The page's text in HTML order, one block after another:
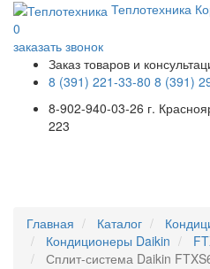
Теплотехника
0
заказать звонок
Заказ товаров и
8 (391) 221-33-80 8 (391)
8-902-940-03-26 г.
223
Главная Каталог
Кондиционеры Daikin
Сплит-система Daikin